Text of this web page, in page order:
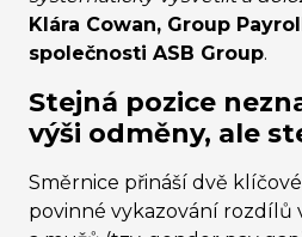
Klára Cowan, Group
společnosti ASB Group.
Stejná pozice
výši odměny, ale
Směrnice přináší dvě
povinné vykazování rozdílů